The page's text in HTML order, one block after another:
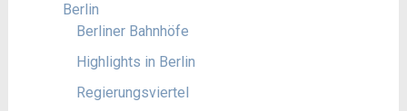
Berlin
Berliner Bahnhöfe
Highlights in Berlin
Regierungsviertel